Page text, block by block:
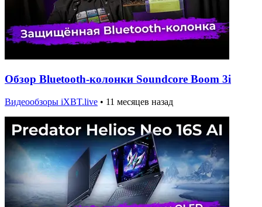
Обзор Bluetooth-колонки Soundcore Boom 3i
Видеообзоры iXBT.live • 11 месяцев назад